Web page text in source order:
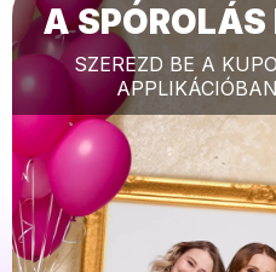
SEGÍTHETÜNK? ->
A
SZEREZD BE A
APPLIKÁCIÓBAN